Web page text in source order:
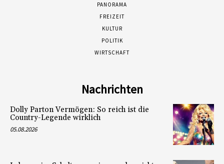
PANORAMA
FREIZEIT
KULTUR
POLITIK
WIRTSCHAFT
Nachrichten
Dolly Parton Vermögen: So reich ist die
Country-Legende wirklich
05.08.2026